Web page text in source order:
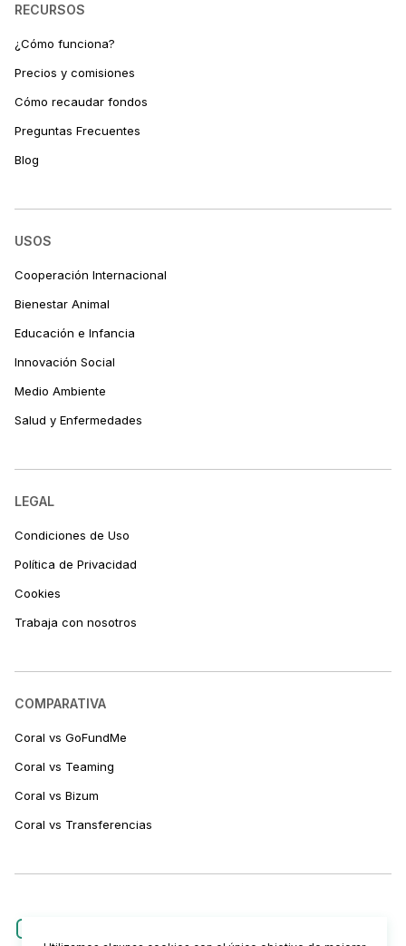
RECURSOS
¿Cómo funciona?
Precios y comisiones
Cómo recaudar fondos
Preguntas Frecuentes
Blog
USOS
Cooperación Internacional
Bienestar Animal
Educación e Infancia
Innovación Social
Medio Ambiente
Salud y Enfermedades
LEGAL
Condiciones de Uso
Política de Privacidad
Cookies
Trabaja con nosotros
COMPARATIVA
Coral vs GoFundMe
Coral vs Teaming
Coral vs Bizum
Coral vs Transferencias